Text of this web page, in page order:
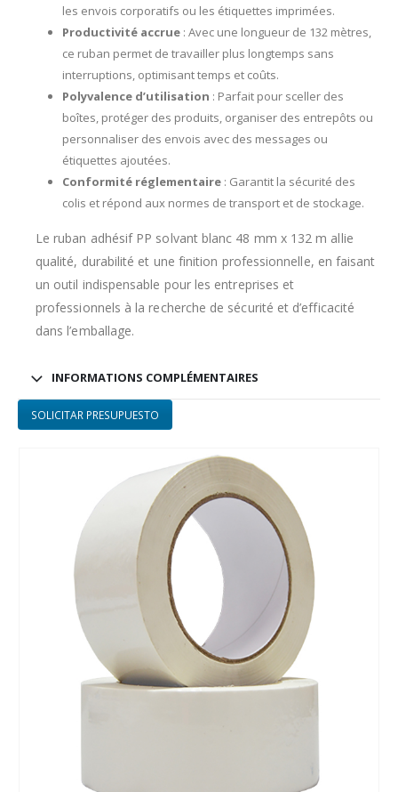
les envois corporatifs ou les étiquettes imprimées.
Productivité accrue: Avec une longueur de 132 mètres,
ce ruban permet de travailler plus longtemps sans
interruptions, optimisant temps et coûts.
Polyvalence d’utilisation : Parfait pour sceller des
boîtes, protéger des produits, organiser des entrepôts ou
personnaliser des envois avec des messages ou
étiquettes ajoutées.
Conformité réglementaire: Garantit la sécurité des
colis et répond aux normes de transport et de stockage.
Le ruban adhésif PP solvant blanc 48 mm x 132 m allie
qualité, durabilité et une finition professionnelle, en faisant
un outil indispensable pour les entreprises et
professionnels à la recherche de sécurité et d’efficacité
dans l’emballage.
INFORMATIONS COMPLÉMENTAIRES
SOLICITAR PRESUPUESTO